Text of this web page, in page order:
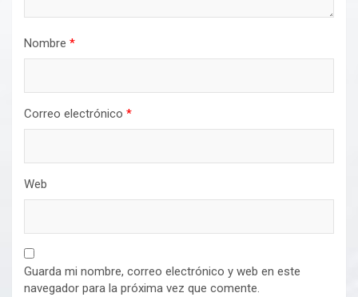
Nombre *
Correo electrónico *
Web
Guarda mi nombre, correo electrónico y web en este
navegador para la próxima vez que comente.